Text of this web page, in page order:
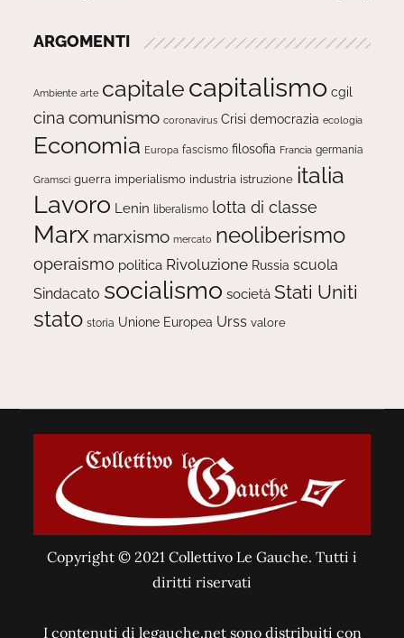
ARGOMENTI
Ambiente arte capitale capitalismo cgil
cina comunismo coronavirus Crisi democrazia ecologia
Economia Europa fascismo filosofia Francia germania
Gramsci guerra imperialismo industria istruzione italia
Lavoro Lenin liberalismo lotta di classe
Marx marxismo mercato neoliberismo
operaismo politica Rivoluzione Russia scuola
Sindacato socialismo società Stati Uniti
stato storia Unione Europea Urss valore
Copyright © 2021 Collettivo Le Gauche. Tutti i
diritti riservati
I contenuti di legauche.net sono distribuiti con